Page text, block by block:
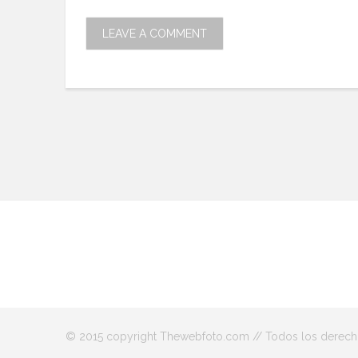
© 2015 copyright Thewebfoto.com // Todos los